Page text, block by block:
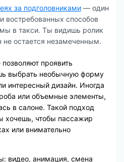
за подголовниками— один
востребованных способов
в такси. Ты видишь ролик
не остается незамеченным.
проявить
выбрать необычную форму
интересный дизайн. Иногда
или объемные элементы,
в салоне. Такой подход
хочешь, чтобы пассажир
или внимательно
видео, анимация, смена